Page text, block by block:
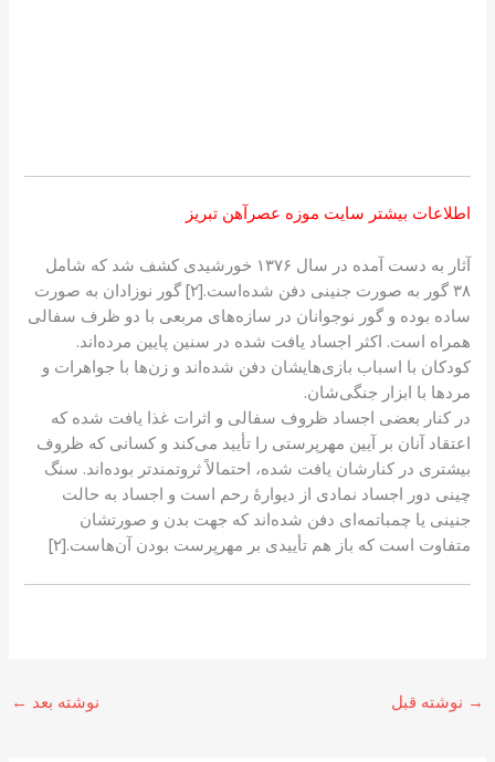
اطلاعات بیشتر سایت موزه عصرآهن تبریز
آثار به دست آمده در سال ۱۳۷۶ خورشیدی کشف شد که شامل
۳۸ گور به صورت جنینی دفن شده‌است.[۲] گور نوزادان به صورت
ساده بوده و گور نوجوانان در سازه‌های مربعی با دو ظرف سفالی
همراه است. اکثر اجساد یافت شده در سنین پایین مرده‌اند.
کودکان با اسباب بازی‌هایشان دفن شده‌اند و زن‌ها با جواهرات و
مردها با ابزار جنگی‌شان.
در کنار بعضی اجساد ظروف سفالی و اثرات غذا یافت شده که
اعتقاد آنان بر آیین مهرپرستی را تأیید می‌کند و کسانی که ظروف
بیشتری در کنارشان یافت شده، احتمالاً ثروتمندتر بوده‌اند. سنگ
چینی دور اجساد نمادی از دیوارهٔ رحم است و اجساد به حالت
جنینی یا چمباتمه‌ای دفن شده‌اند که جهت بدن و صورتشان
متفاوت است که باز هم تأییدی بر مهرپرست بودن آن‌هاست.[۲]
→ نوشته قبل نوشته بعد ←